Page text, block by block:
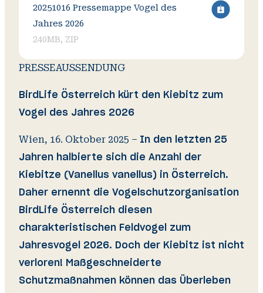
20251016 Pressemappe Vogel des
Jahres 2026
240MB, ZIP
PRESSEAUSSENDUNG
BirdLife Österreich kürt den Kiebitz zum
Vogel des Jahres 2026
Wien, 16. Oktober 2025 – In den letzten 25
Jahren halbierte sich die Anzahl der
Kiebitze (Vanellus vanellus) in Österreich.
Daher ernennt die Vogelschutzorganisation
BirdLife Österreich diesen
charakteristischen Feldvogel zum
Jahresvogel 2026. Doch der Kiebitz ist nicht
verloren! Maßgeschneiderte
Schutzmaßnahmen können das Überleben